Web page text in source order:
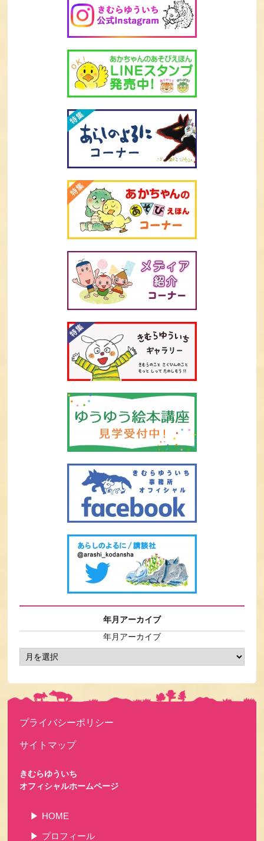
年月アーカイブ
年月アーカイブ
プライバシーポリシー
サイトマップ
きむらゆういち
オフィシャルホームページ
HOME
プロフィール